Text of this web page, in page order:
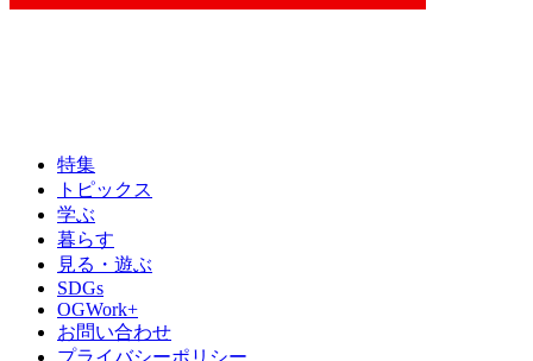
特集
トピックス
学ぶ
暮らす
見る・遊ぶ
SDGs
OGWork+
お問い合わせ